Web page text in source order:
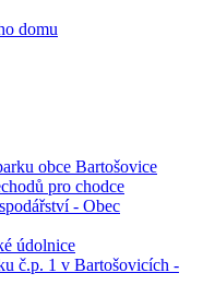
domu
obce Bartošovice
pro chodce
- Obec
údolnice
č.p. 1 v Bartošovicích -